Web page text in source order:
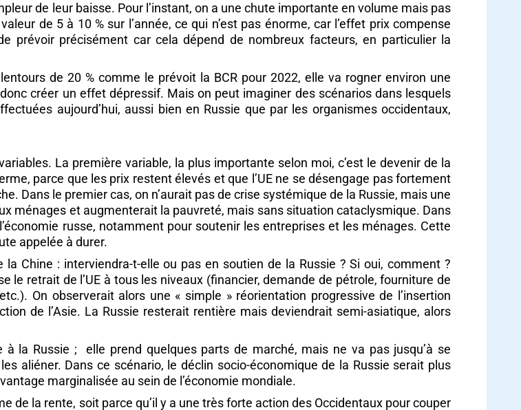
de leur baisse. Pour l’instant, on a une chute importante en volume mais pas
de 5 à 10 % sur l’année, ce qui n’est pas énorme, car l’effet prix compense
prévoir précisément car cela dépend de nombreux facteurs, en particulier la
de 20 % comme le prévoit la BCR pour 2022, elle va rogner environ une
créer un effet dépressif. Mais on peut imaginer des scénarios dans lesquels
aujourd’hui, aussi bien en Russie que par les organismes occidentaux,
La première variable, la plus importante selon moi, c’est le devenir de la
parce que les prix restent élevés et que l’UE ne se désengage pas fortement
Dans le premier cas, on n’aurait pas de crise systémique de la Russie, mais une
ménages et augmenterait la pauvreté, mais sans situation cataclysmique. Dans
russe, notamment pour soutenir les entreprises et les ménages. Cette
appelée à durer.
Chine : interviendra-t-elle ou pas en soutien de la Russie ? Si oui, comment ?
le retrait de l’UE à tous les niveaux (financier, demande de pétrole, fourniture de
On observerait alors une « simple » réorientation progressive de l’insertion
de l’Asie. La Russie resterait rentière mais deviendrait semi-asiatique, alors
à la Russie ; elle prend quelques parts de marché, mais ne va pas jusqu’à se
aliéner. Dans ce scénario, le déclin socio-économique de la Russie serait plus
marginalisée au sein de l’économie mondiale.
de la rente, soit parce qu’il y a une très forte action des Occidentaux pour couper